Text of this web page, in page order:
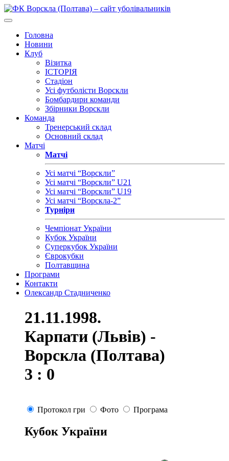
Головна
Новини
Клуб
Візитка
ІСТОРІЯ
Стадіон
Усі футболісти Ворскли
Бомбардири команди
Збірники Ворскли
Команда
Тренерський склад
Основний склад
Матчі
Матчі
Усі матчі “Ворскли”
Усі матчі “Ворскли” U21
Усі матчі “Ворскли” U19
Усі матчі “Ворскла-2”
Турніри
Чемпіонат України
Кубок України
Суперкубок України
Єврокубки
Полтавщина
Програми
Контакти
Олександр Стадниченко
21.11.1998.
Карпати (Львів) -
Ворскла (Полтава)
3 : 0
Протокол гри Фото Програма
Кубок України